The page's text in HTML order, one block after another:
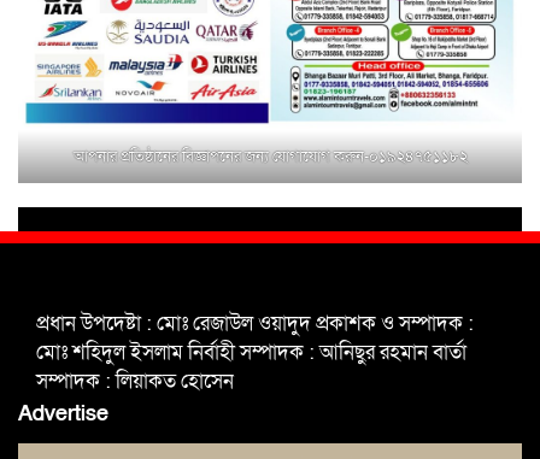
রিপোর্ট
মুক্তাগাছায় জুলাই শহীদ সামিদের কবর
জিয়ারত ও পৌর কমিটির কার্যক্রম শুরু
শহিদুল ইসলাম বাবুলের হাত ধরে বদলে
আংশিক কমিটি, ৩০ দিনে পূর্ণাঙ্গ করার
নির্দেশ
মুক্তাগাছায় দাওগাঁও এ চিহ্নিত মাদক
প্রতিবাদে বিক্ষোভ সমাবেশ
আপনার প্রতিষ্ঠানের বিজ্ঞাপনের জন্য যোগাযোগ করুন-০১৯২৪৭৫১১৮২
প্রধান উপদেষ্টা : মোঃ রেজাউল ওয়াদুদ প্রকাশক ও সম্পাদক :
মোঃ শহিদুল ইসলাম নির্বাহী সম্পাদক : আনিছুর রহমান বার্তা
সম্পাদক : লিয়াকত হোসেন
Advertise